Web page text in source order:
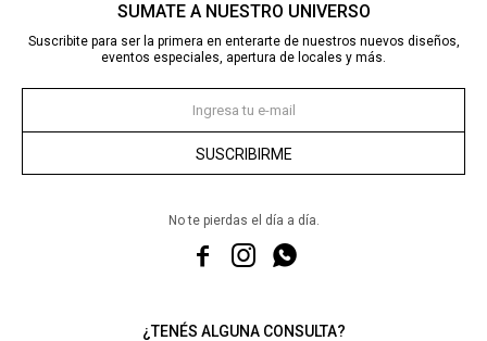
¿TENÉS ALGUNA CONSULTA?
SUMATE A NUESTRO UNIVERSO
Suscribite para ser la primera en enterarte de nuestros nuevos diseños,
eventos especiales, apertura de locales y más.
SUSCRIBIRME
No te pierdas el día a día.
  